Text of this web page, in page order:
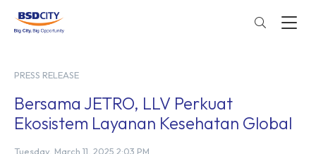
PRESS RELEASE
Bersama JETRO, LLV Perkuat
Ekosistem Layanan Kesehatan Global
Tuesday, March 11, 2025 2:03 PM